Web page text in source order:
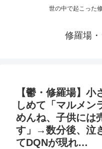
世の中で起こった
修羅場
【鬱・修羅場】小
しめて「マルメン
めんね、子供には
す」→数分後、泣
てDQNが現れ…